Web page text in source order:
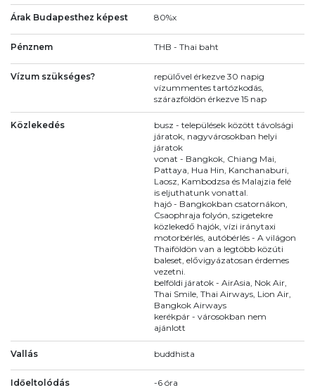
Árak Budapesthez képest 80%x
Pénznem THB - Thai baht
Vízum szükséges?
repülővel érkezve 30 napig
vízummentes tartózkodás,
szárazföldön érkezve 15 nap
Közlekedés
busz - települések között távolsági
járatok, nagyvárosokban helyi
járatok
vonat - Bangkok, Chiang Mai,
Pattaya, Hua Hin, Kanchanaburi,
Laosz, Kambodzsa és Malajzia felé
is eljuthatunk vonattal.
hajó - Bangkokban csatornákon,
Csaophraja folyón, szigetekre
közlekedő hajók, vízi iránytaxi
motorbérlés, autóbérlés - A világon
Thaiföldön van a legtöbb közúti
baleset, elővigyázatosan érdemes
vezetni.
belföldi járatok - AirAsia, Nok Air,
Thai Smile, Thai Airways, Lion Air,
Bangkok Airways
kerékpár - városokban nem
ajánlott
Vallás buddhista
Időeltolódás -6 óra